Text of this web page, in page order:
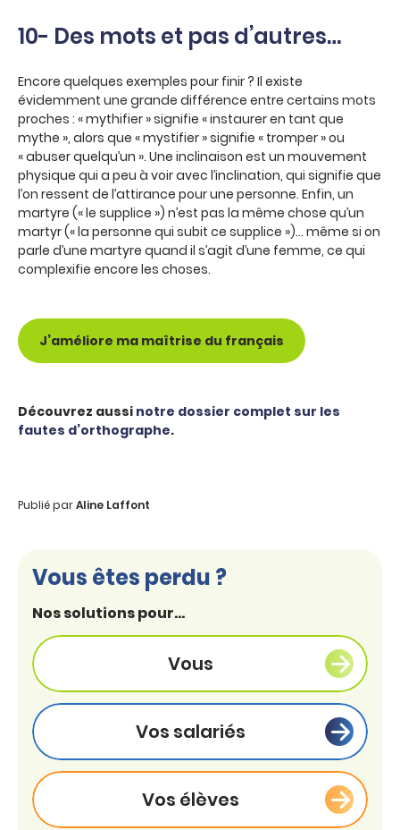
10- Des mots et pas d’autres…
Encore quelques exemples pour finir ? Il existe
évidemment une grande différence entre certains mots
proches : « mythifier » signifie « instaurer en tant que
mythe », alors que « mystifier » signifie « tromper » ou
« abuser quelqu’un ». Une inclinaison est un mouvement
physique qui a peu à voir avec l’inclination, qui signifie que
l’on ressent de l’attirance pour une personne. Enfin, un
martyre (« le supplice ») n’est pas la même chose qu’un
martyr (« la personne qui subit ce supplice »)… même si on
parle d’une martyre quand il s’agit d’une femme, ce qui
complexifie encore les choses.
J’améliore ma maîtrise du français
Découvrez aussi notre dossier complet sur les
fautes d’orthographe.
Publié parAline Laffont
Vous êtes perdu ?
Nos solutions pour...
Vous
Vos salariés
Vos élèves